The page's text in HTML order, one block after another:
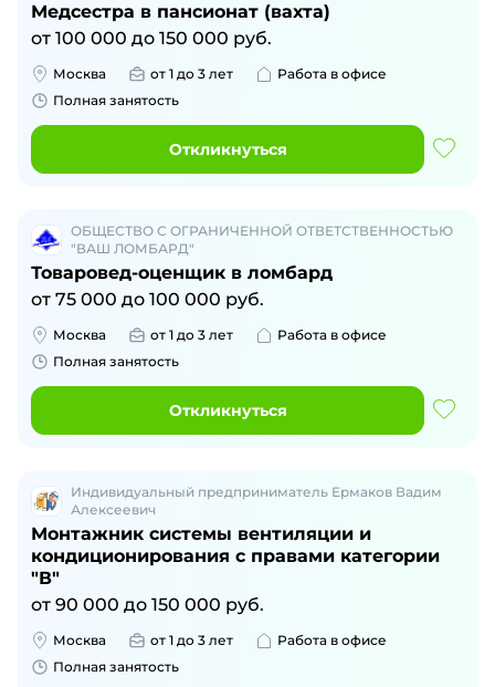
Медсестра в пансионат (вахта)
от 100 000 до 150 000 руб.
Москва от 1 до 3 лет
Работа в офисе
Полная занятость
Откликнуться
ОБЩЕСТВО С ОГРАНИЧЕННОЙ ОТВЕТСТВЕННОСТЬЮ
"ВАШ ЛОМБАРД"
Товаровед-оценщик в ломбард
от 75 000 до 100 000 руб.
Москва от 1 до 3 лет
Работа в офисе
Полная занятость
Откликнуться
Индивидуальный предприниматель Ермаков Вадим
Алексеевич
Монтажник системы вентиляции и
кондиционирования с правами категории
"В"
от 90 000 до 150 000 руб.
Москва от 1 до 3 лет
Работа в офисе
Полная занятость